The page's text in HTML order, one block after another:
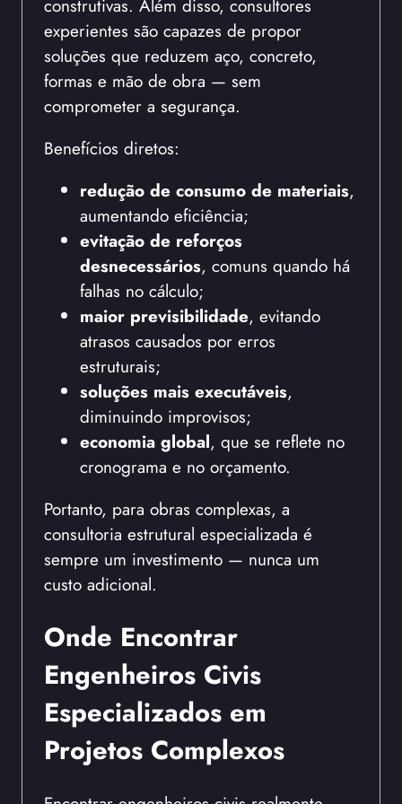
construtivas. Além disso, consultores
experientes são capazes de propor
soluções que reduzem aço, concreto,
formas e mão de obra — sem
comprometer a segurança.
Benefícios diretos:
redução de consumo de materiais,
aumentando eficiência;
evitação de reforços
desnecessários, comuns quando há
falhas no cálculo;
maior previsibilidade, evitando
atrasos causados por erros
estruturais;
soluções mais executáveis,
diminuindo improvisos;
economia global, que se reflete no
cronograma e no orçamento.
Portanto, para obras complexas, a
consultoria estrutural especializada é
sempre um investimento — nunca um
custo adicional.
Onde Encontrar
Engenheiros Civis
Especializados em
Projetos Complexos